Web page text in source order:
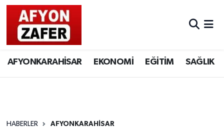
AFYONKARAHİSAR EKONOMİ EĞİTİM SAĞLIK
HABERLER AFYONKARAHİSAR